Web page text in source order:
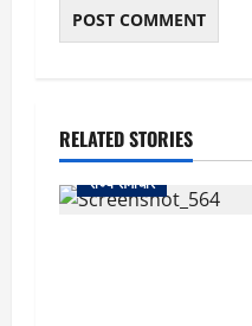
RELATED STORIES
राज्य समाचार